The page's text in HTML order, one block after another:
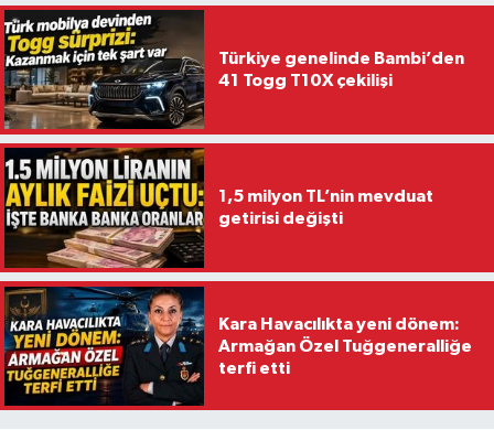
Türkiye genelinde Bambi’den
41 Togg T10X çekilişi
1,5 milyon TL’nin mevduat
getirisi değişti
Kara Havacılıkta yeni dönem:
Armağan Özel Tuğgeneralliğe
terfi etti